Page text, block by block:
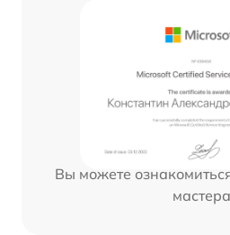
Вы можете
мастера